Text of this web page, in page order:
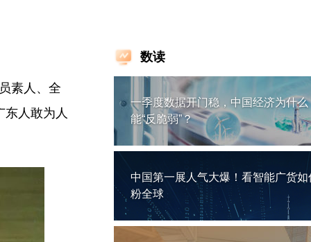
素人、全
东人敢为人
数读
一季度数据开门稳，中国经济为什么
能“反脆弱”？
中国第一展人气大爆！看智能广货如
粉全球